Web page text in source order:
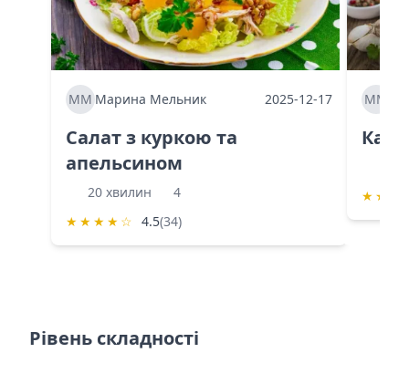
ММ Марина Мельник 2025-12-17
Салат з куркою та
апельсином
20 хвилин
4
★ ★ ★ ★ ☆ 4.5(34)
ММ
★ ★
Рівень складності